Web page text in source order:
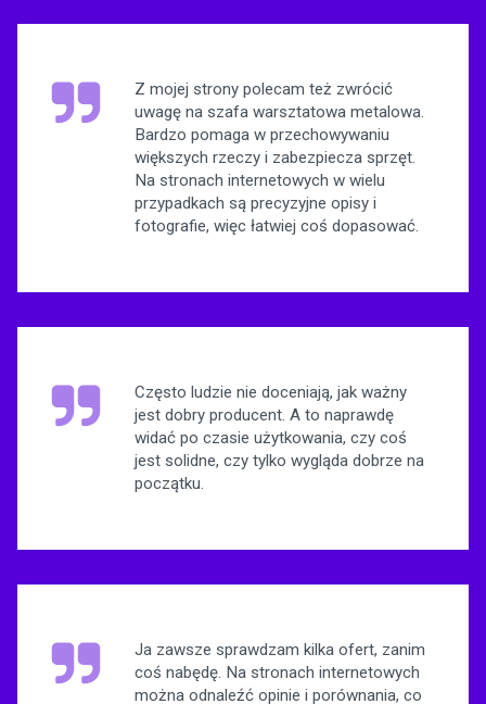
Z mojej strony polecam też zwrócić
uwagę na szafa warsztatowa metalowa.
Bardzo pomaga w przechowywaniu
większych rzeczy i zabezpiecza sprzęt.
Na stronach internetowych w wielu
przypadkach są precyzyjne opisy i
fotografie, więc łatwiej coś dopasować.
Często ludzie nie doceniają, jak ważny
jest dobry producent. A to naprawdę
widać po czasie użytkowania, czy coś
jest solidne, czy tylko wygląda dobrze na
początku.
Ja zawsze sprawdzam kilka ofert, zanim
coś nabędę. Na stronach internetowych
można odnaleźć opinie i porównania, co